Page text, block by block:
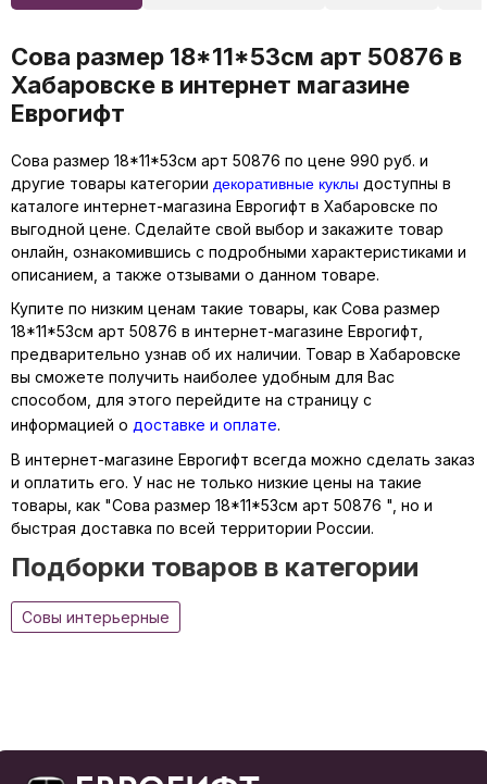
Сова размер 18*11*53см арт 50876 в
Хабаровске в интернет магазине
Еврогифт
Сова размер 18*11*53см арт 50876 по цене 990 руб. и
другие товары категории декоративные куклы доступны в
каталоге интернет-магазина Еврогифт в Хабаровске по
выгодной цене. Сделайте свой выбор и закажите товар
онлайн, ознакомившись с подробными характеристиками и
описанием, а также отзывами о данном товаре.
Купите по низким ценам такие товары, как Сова размер
18*11*53см арт 50876 в интернет-магазине Еврогифт,
предварительно узнав об их наличии. Товар в Хабаровске
вы сможете получить наиболее удобным для Вас
способом, для этого перейдите на страницу с
информацией о доставке и оплате.
В интернет-магазине Еврогифт всегда можно сделать заказ
и оплатить его. У нас не только низкие цены на такие
товары, как "Сова размер 18*11*53см арт 50876 ", но и
быстрая доставка по всей территории России.
Подборки товаров в категории
Совы интерьерные